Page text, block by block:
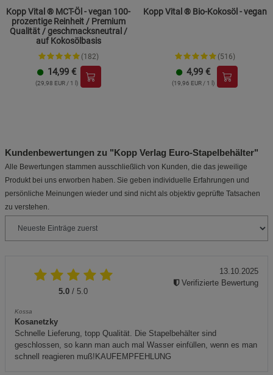
Kopp Vital ® MCT-Öl - vegan 100-
prozentige Reinheit / Premium
Qualität / geschmacksneutral /
auf Kokosölbasis
(182)
14,99 €
(29,98 EUR / 1 l)
Kopp Vital ® Bio-Kokosöl - vegan
(516)
4,99 €
(19,96 EUR / 1 l)
Kundenbewertungen zu "Kopp Verlag Euro-Stapelbehälter"
Alle Bewertungen stammen ausschließlich von Kunden, die das jeweilige
Produkt bei uns erworben haben. Sie geben individuelle Erfahrungen und
persönliche Meinungen wieder und sind nicht als objektiv geprüfte Tatsachen
zu verstehen.
5.0 / 5.0
Kossa
Kosanetzky
Schnelle Lieferung, topp Qualität. Die Stapelbehälter sind
geschlossen, so kann man auch mal Wasser einfüllen, wenn es man
schnell reagieren muß!KAUFEMPFEHLUNG
13.10.2025
Verifizierte Bewertung